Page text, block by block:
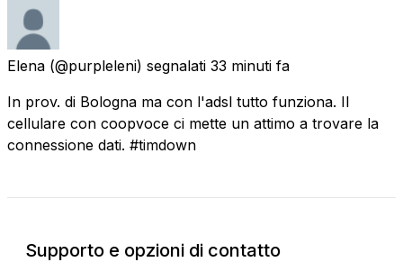
Elena (@purpleleni) segnalati 33 minuti fa
In prov. di Bologna ma con l'adsl tutto funziona. Il
cellulare con coopvoce ci mette un attimo a trovare la
connessione dati. #timdown
Supporto e opzioni di contatto